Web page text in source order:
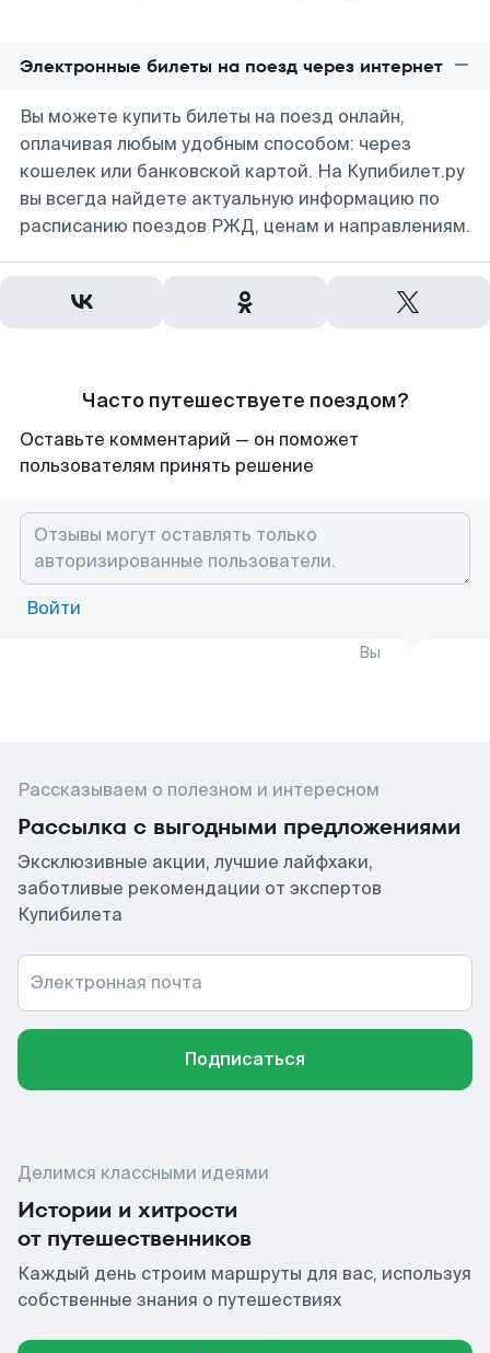
Электронные билеты на поезд через интернет
Вы можете купить билеты на поезд онлайн,
оплачивая любым удобным способом: через
кошелек или банковской картой. На Купибилет.ру
вы всегда найдете актуальную информацию по
расписанию поездов РЖД, ценам и направлениям.
Часто путешествуете поездом?
Оставьте комментарий — он поможет
пользователям принять решение
Войти
Вы
Рассказываем о полезном и интересном
Рассылка с выгодными предложениями
Эксклюзивные акции, лучшие лайфхаки,
заботливые рекомендации от экспертов
Купибилета
Электронная почта
Подписаться
Делимся классными идеями
Истории и хитрости
от путешественников
Каждый день строим маршруты для вас, используя
собственные знания о путешествиях